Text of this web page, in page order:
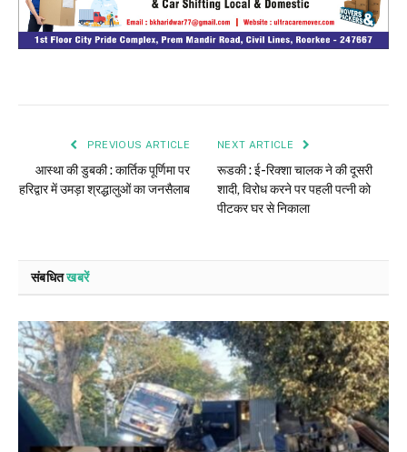
PREVIOUS ARTICLE
आस्था की डुबकी : कार्तिक पूर्णिमा पर
हरिद्वार में उमड़ा श्रद्धालुओं का जनसैलाब
NEXT ARTICLE
रूडकी : ई-रिक्शा चालक ने की दूसरी
शादी, विरोध करने पर पहली पत्नी को
पीटकर घर से निकाला
संबधितखबरें